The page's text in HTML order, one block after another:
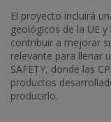
El proyecto incluirá
geológicos de la UE
contribuir a mejorar
relevante para llenar
SAFETY, donde las
productos
producirlo.